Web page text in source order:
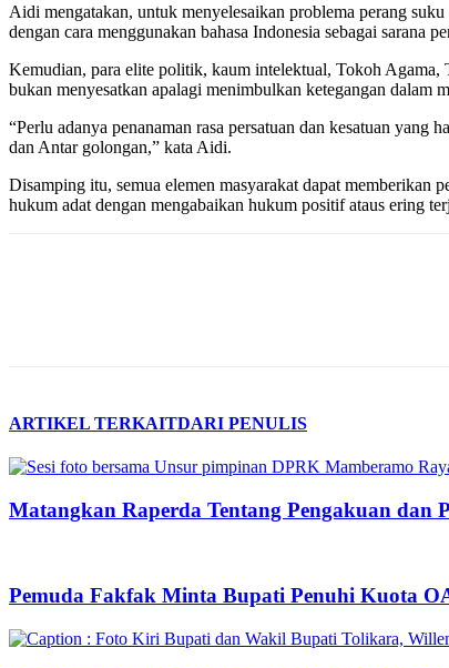
Aidi mengatakan, untuk menyelesaikan problema perang
dengan cara menggunakan bahasa Indonesia sebagai sarana
Kemudian, para elite politik, kaum intelektual, Tokoh
bukan menyesatkan apalagi menimbulkan ketegangan dalam
“Perlu adanya penanaman rasa persatuan dan kesatuan
dan Antar golongan,” kata Aidi.
Disamping itu, semua elemen masyarakat dapat memberikan
hukum adat dengan mengabaikan hukum positif ataus ering
ARTIKEL TERKAITDARI PENULIS
Matangkan Raperda Tentang Pengakuan dan
Pemuda Fakfak Minta Bupati Penuhi Kuota